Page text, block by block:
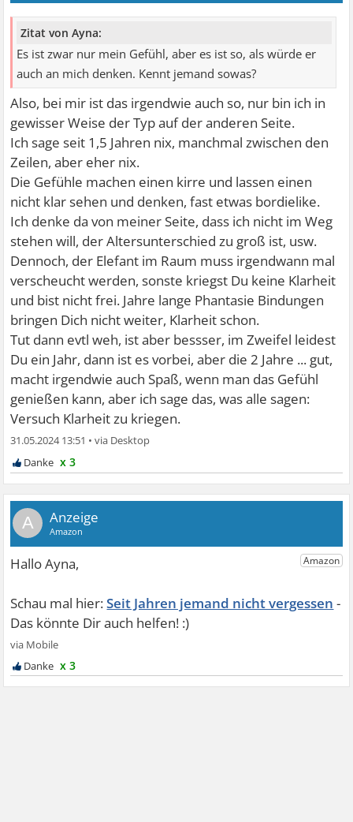
Zitat von Ayna:
Es ist zwar nur mein Gefühl, aber es ist so, als würde er
auch an mich denken. Kennt jemand sowas?
Also, bei mir ist das irgendwie auch so, nur bin ich in
gewisser Weise der Typ auf der anderen Seite.
Ich sage seit 1,5 Jahren nix, manchmal zwischen den
Zeilen, aber eher nix.
Die Gefühle machen einen kirre und lassen einen
nicht klar sehen und denken, fast etwas bordielike.
Ich denke da von meiner Seite, dass ich nicht im Weg
stehen will, der Altersunterschied zu groß ist, usw.
Dennoch, der Elefant im Raum muss irgendwann mal
verscheucht werden, sonste kriegst Du keine Klarheit
und bist nicht frei. Jahre lange Phantasie Bindungen
bringen Dich nicht weiter, Klarheit schon.
Tut dann evtl weh, ist aber bessser, im Zweifel leidest
Du ein Jahr, dann ist es vorbei, aber die 2 Jahre ... gut,
macht irgendwie auch Spaß, wenn man das Gefühl
genießen kann, aber ich sage das, was alle sagen:
Versuch Klarheit zu kriegen.
31.05.2024 13:51 •
x 3
A
Seit Jahren jemand nicht vergessen
x 3